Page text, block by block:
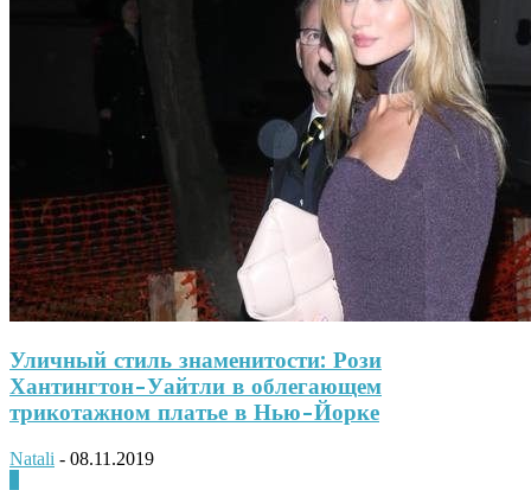
Уличный стиль знаменитости: Рози
Хантингтон-Уайтли в облегающем
трикотажном платье в Нью-Йорке
Natali - 08.11.2019